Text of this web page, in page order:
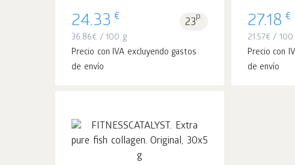
24.33 € 23p.
36.86€ / 100 g
Precio con IVA excluyendo gastos
de envío
27.18 €
21.57€/ 100
Precio con
de envío